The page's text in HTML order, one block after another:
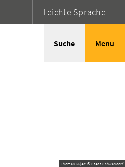
Leichte Sprache
Suche Menu
Thomas Kujat © Stadt Schwandorf